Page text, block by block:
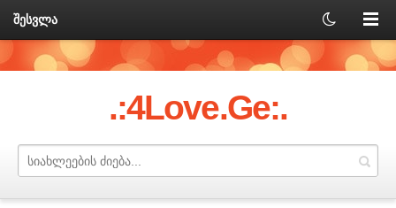
შესვლა
.:4Love.Ge:.